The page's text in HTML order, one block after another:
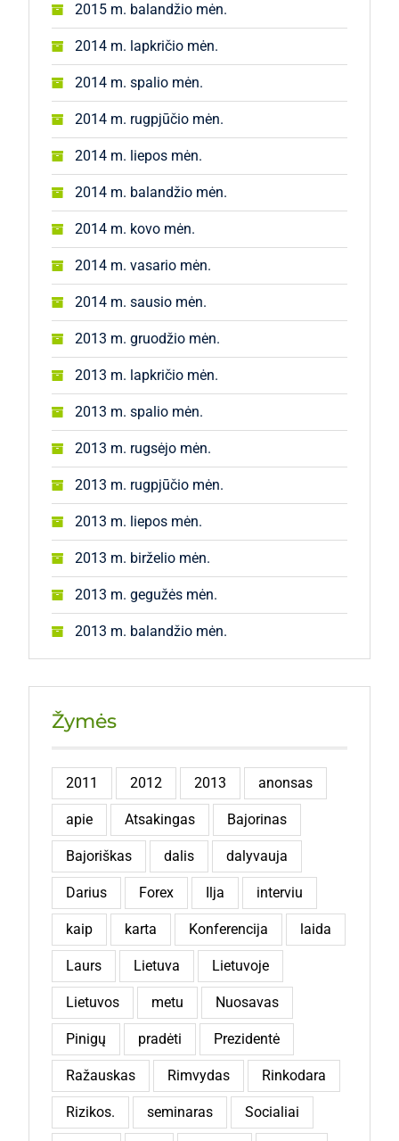
2015 m. balandžio mėn.
2014 m. lapkričio mėn.
2014 m. spalio mėn.
2014 m. rugpjūčio mėn.
2014 m. liepos mėn.
2014 m. balandžio mėn.
2014 m. kovo mėn.
2014 m. vasario mėn.
2014 m. sausio mėn.
2013 m. gruodžio mėn.
2013 m. lapkričio mėn.
2013 m. spalio mėn.
2013 m. rugsėjo mėn.
2013 m. rugpjūčio mėn.
2013 m. liepos mėn.
2013 m. birželio mėn.
2013 m. gegužės mėn.
2013 m. balandžio mėn.
Žymės
2011 2012 2013 anonsas
apie Atsakingas Bajorinas
Bajoriškas dalis dalyvauja
Darius Forex Ilja interviu
kaip karta Konferencija laida
Laurs Lietuva Lietuvoje
Lietuvos metu Nuosavas
Pinigų pradėti Prezidentė
Ražauskas Rimvydas Rinkodara
Rizikos. seminaras Socialiai